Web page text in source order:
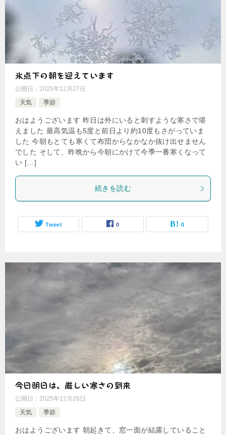
氷点下の朝を迎えています
公開日： 2025年12月27日
天気
季節
おはようございます 昨日は外にいると刺すような寒さで堪
えました 最高気温も5度と前日より約10度もさがっていま
した 今朝もとても寒くて布団からなかなか抜け出せません
でした そして、昨晩から今朝にかけて今季一番寒くなって
い […]
続きを読む
Tweet 0 0
今日明日は、厳しい寒さの到来
公開日： 2025年12月26日
天気
季節
おはようございます 朝起きて、窓一面が結露していること